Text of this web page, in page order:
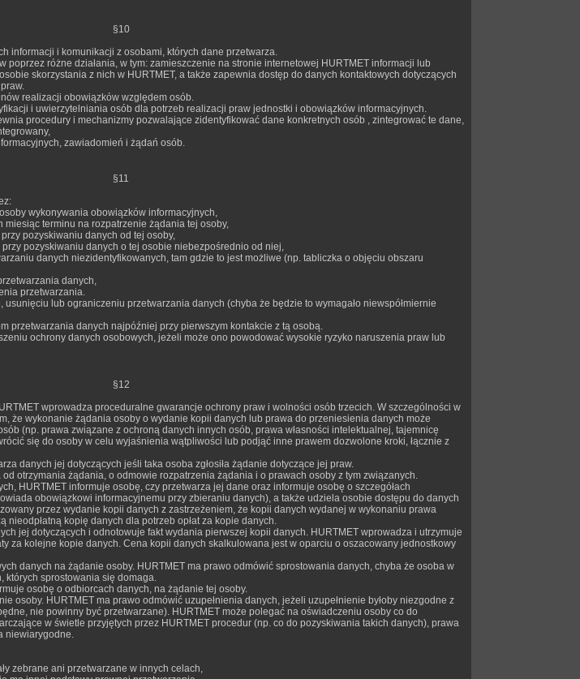
§10
informacji i komunikacji z osobami, których dane przetwarza.
poprzez różne działania, w tym: zamieszczenie na stronie internetowej HURTMET informacji lub
skorzystania z nich w HURTMET, a także zapewnia dostęp do danych kontaktowych dotyczących
realizacji obowiązków względem osób.
i uwierzytelniania osób dla potrzeb realizacji praw jednostki i obowiązków informacyjnych.
procedury i mechanizmy pozwalające zidentyfikować dane konkretnych osób , zintegrować te dane,
zawiadomień i żądań osób.
§11
wykonywania obowiązków informacyjnych,
terminu na rozpatrzenie żądania tej osoby,
pozyskiwaniu danych od tej osoby,
pozyskiwaniu danych o tej osobie niebezpośrednio od niej,
danych niezidentyfikowanych, tam gdzie to jest możliwe (np. tabliczka o objęciu obszaru
danych,
przetwarzania.
lub ograniczeniu przetwarzania danych (chyba że będzie to wymagało niewspółmiernie
przetwarzania danych najpóźniej przy pierwszym kontakcie z tą osobą.
ochrony danych osobowych, jeżeli może ono powodować wysokie ryzyko naruszenia praw lub
§12
wprowadza proceduralne gwarancje ochrony praw i wolności osób trzecich. W szczególności w
że wykonanie żądania osoby o wydanie kopii danych lub prawa do przeniesienia danych może
(np. prawa związane z ochroną danych innych osób, prawa własności intelektualnej, tajemnicę
się do osoby w celu wyjaśnienia wątpliwości lub podjąć inne prawem dozwolone kroki, łącznie z
danych jej dotyczących jeśli taka osoba zgłosiła żądanie dotyczące jej praw.
otrzymania żądania, o odmowie rozpatrzenia żądania i o prawach osoby z tym związanych.
HURTMET informuje osobę, czy przetwarza jej dane oraz informuje osobę o szczegółach
obowiązkowi informacyjnemu przy zbieraniu danych), a także udziela osobie dostępu do danych
przez wydanie kopii danych z zastrzeżeniem, że kopii danych wydanej w wykonaniu prawa
kopię danych dla potrzeb opłat za kopie danych.
jej dotyczących i odnotowuje fakt wydania pierwszej kopii danych. HURTMET wprowadza i utrzymuje
za kolejne kopie danych. Cena kopii danych skalkulowana jest w oparciu o oszacowany jednostkowy
danych na żądanie osoby. HURTMET ma prawo odmówić sprostowania danych, chyba że osoba w
których sprostowania się domaga.
osobę o odbiorcach danych, na żądanie tej osoby.
osoby. HURTMET ma prawo odmówić uzupełnienia danych, jeżeli uzupełnienie byłoby niezgodne z
nie powinny być przetwarzane). HURTMET może polegać na oświadczeniu osoby co do
w świetle przyjętych przez HURTMET procedur (np. co do pozyskiwania takich danych), prawa
niewiarygodne.
zebrane ani przetwarzane w innych celach,